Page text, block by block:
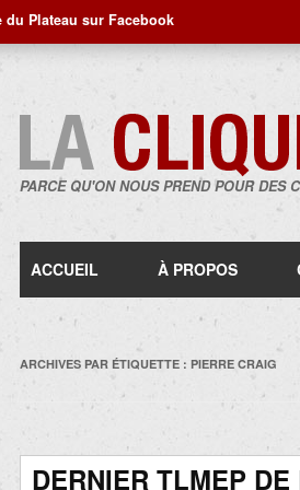
du Plateau sur Facebook
PARCE QU'ON NOUS PREND POUR DES
ACCUEIL À PROPOS
ARCHIVES PAR ÉTIQUETTE : PIERRE CRAIG
DERNIER TLMEP